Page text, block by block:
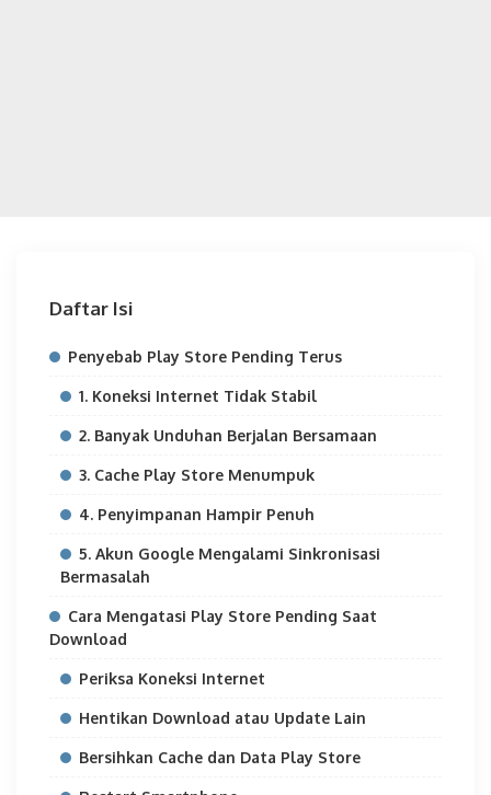
Daftar Isi
Penyebab Play Store Pending Terus
1. Koneksi Internet Tidak Stabil
2. Banyak Unduhan Berjalan Bersamaan
3. Cache Play Store Menumpuk
4. Penyimpanan Hampir Penuh
5. Akun Google Mengalami Sinkronisasi
Bermasalah
Cara Mengatasi Play Store Pending Saat
Download
Periksa Koneksi Internet
Hentikan Download atau Update Lain
Bersihkan Cache dan Data Play Store